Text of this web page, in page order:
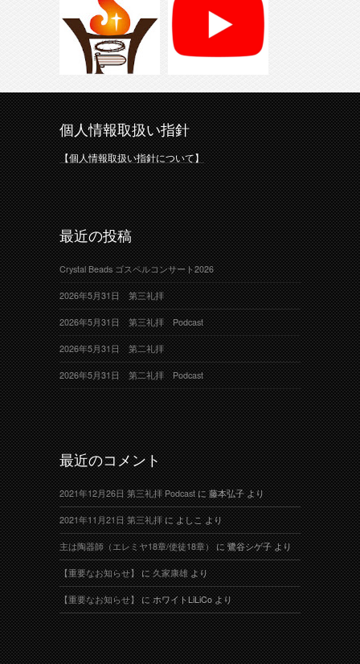
個人情報取扱い指針
【個人情報取扱い指針について】
最近の投稿
Crystal Beads ゴスペルコンサート2026
2026年5月31日 第三礼拝
2026年5月31日 第三礼拝 Podcast
2026年5月31日 第二礼拝
2026年5月31日 第二礼拝 Podcast
最近のコメント
2021年12月26日 第三礼拝 Podcastに藤本弘子より
2021年11月21日 第三礼拝によしこより
主は陶器師（エレミヤ18章/使徒18章）に鷺谷シゲ子より
【重要なお知らせ】に久家康雄より
【重要なお知らせ】にホワイトLiLiCoより